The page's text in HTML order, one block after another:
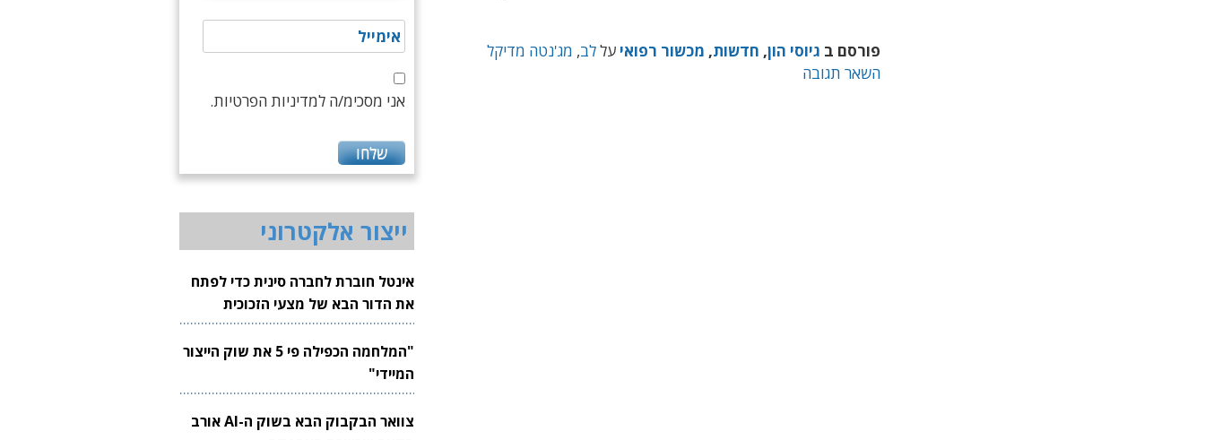
פורסם ב גיוסי הון, חדשות, מכשור רפואי עללב, מג'נטה מדיקל
השאר תגובה
אני מסכימ/ה למדיניות הפרטיות.
ייצור אלקטרוני
אינטל חוברת לחברה סינית כדי לפתח
את הדור הבא של מצעי הזכוכית
לשבבים
"המלחמה הכפילה פי 5 את שוק הייצור
המיידי"
צוואר הבקבוק הבא בשוק ה-AI אורב